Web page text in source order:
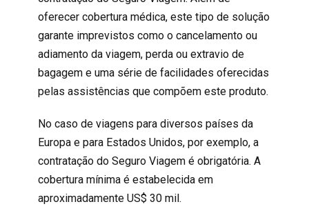
oferecer cobertura médica, este tipo de solução
garante imprevistos como o cancelamento ou
adiamento da viagem, perda ou extravio de
bagagem e uma série de facilidades oferecidas
pelas assistências que compõem este produto.
No caso de viagens para diversos países da
Europa e para Estados Unidos, por exemplo, a
contratação do Seguro Viagem é obrigatória. A
cobertura mínima é estabelecida em
aproximadamente US$ 30 mil.